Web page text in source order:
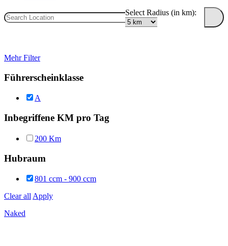
Select Radius (in km):
Mehr Filter
Führerscheinklasse
A
Inbegriffene KM pro Tag
200 Km
Hubraum
801 ccm - 900 ccm
Clear all Apply
Naked